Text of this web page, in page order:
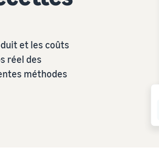
et les coûts
réel des
méthodes